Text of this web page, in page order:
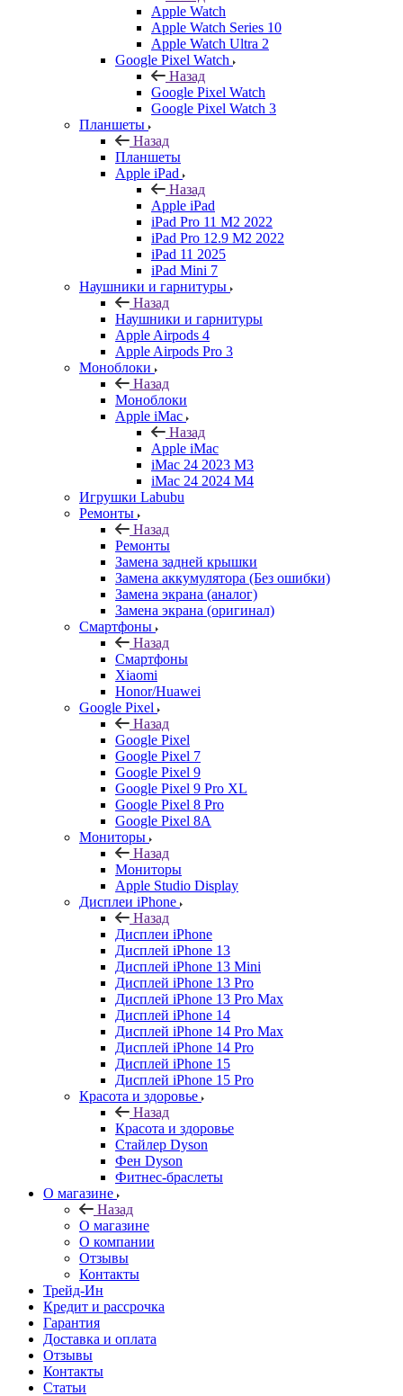
Apple Watch
Apple Watch Series 10
Apple Watch Ultra 2
Google Pixel Watch
Назад
Google Pixel Watch
Google Pixel Watch 3
Планшеты
Назад
Планшеты
Apple iPad
Назад
Apple iPad
iPad Pro 11 M2 2022
iPad Pro 12.9 M2 2022
iPad 11 2025
iPad Mini 7
Наушники и гарнитуры
Назад
Наушники и гарнитуры
Apple Airpods 4
Apple Airpods Pro 3
Моноблоки
Назад
Моноблоки
Apple iMac
Назад
Apple iMac
iMac 24 2023 M3
iMac 24 2024 M4
Игрушки Labubu
Ремонты
Назад
Ремонты
Замена задней крышки
Замена аккумулятора (Без ошибки)
Замена экрана (аналог)
Замена экрана (оригинал)
Смартфоны
Назад
Смартфоны
Xiaomi
Honor/Huawei
Google Pixel
Назад
Google Pixel
Google Pixel 7
Google Pixel 9
Google Pixel 9 Pro XL
Google Pixel 8 Pro
Google Pixel 8A
Мониторы
Назад
Мониторы
Apple Studio Display
Дисплеи iPhone
Назад
Дисплеи iPhone
Дисплей iPhone 13
Дисплей iPhone 13 Mini
Дисплей iPhone 13 Pro
Дисплей iPhone 13 Pro Max
Дисплей iPhone 14
Дисплей iPhone 14 Pro Max
Дисплей iPhone 14 Pro
Дисплей iPhone 15
Дисплей iPhone 15 Pro
Красота и здоровье
Назад
Красота и здоровье
Стайлер Dyson
Фен Dyson
Фитнес-браслеты
О магазине
Назад
О магазине
О компании
Отзывы
Контакты
Трейд-Ин
Кредит и рассрочка
Гарантия
Доставка и оплата
Отзывы
Контакты
Статьи